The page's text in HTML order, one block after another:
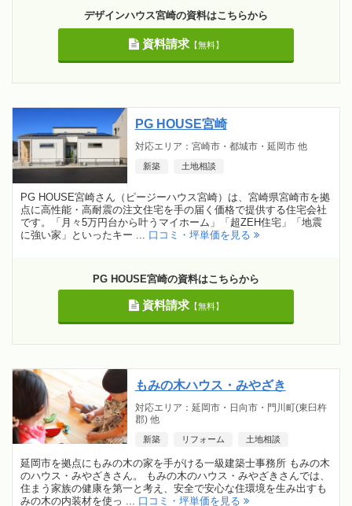
デザインハウス宮崎の資料はこちらから
資料請求【無料】
PG HOUSE宮崎
対応エリア：宮崎市・都城市・延岡市 他
新築 土地相談
PG HOUSE宮崎さん（ピージーハウス宮崎）は、宮崎県宮崎市を拠
点に高性能・高耐震の注文住宅を手の届く価格で提供する住宅会社
です。「月々5万円台から叶うマイホーム」「超ZEH住宅」「地震
に強い家」といったキー ... 口コミ・坪単価を見る
PG HOUSE宮崎の資料はこちらから
資料請求【無料】
もみの木ハウス・みやざき
対応エリア：延岡市・日向市・門川町(東臼杵
郡) 他
新築 リフォーム 土地相談
延岡市を拠点にもみの木の家を手がける一級建築士事務所 もみの木
のハウス・みやざきさん。 もみの木のハウス・みやざきさんでは、
住まう家族の健康を第一と考え、安全で安心な住環境を生み出すも
みの木の内装材を使っ ... 口コミ・坪単価を見る